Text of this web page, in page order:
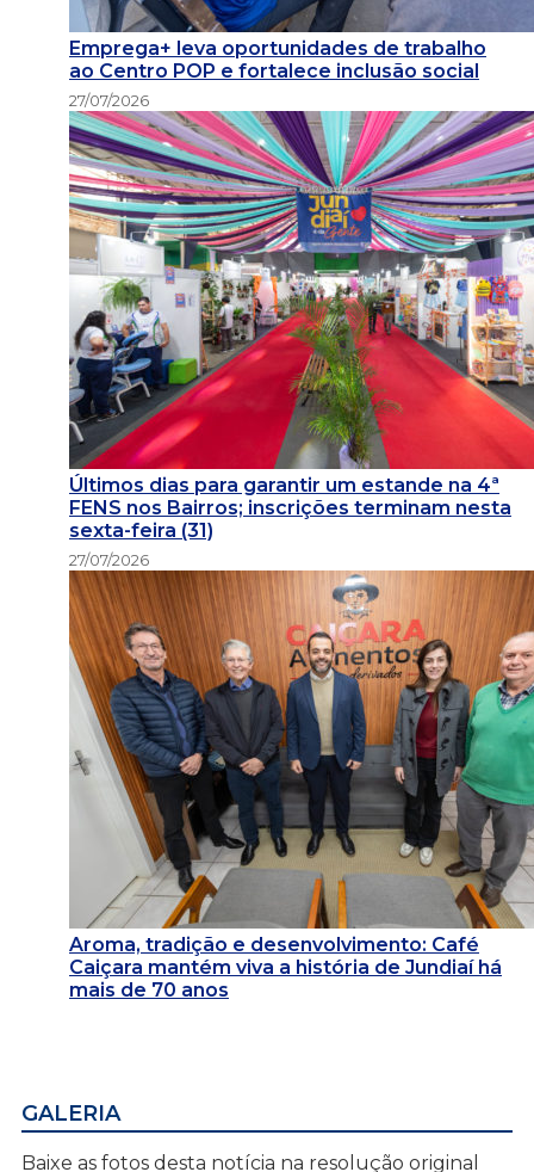
Emprega+ leva oportunidades de trabalho
ao Centro POP e fortalece inclusão social
27/07/2026
Últimos dias para garantir um estande na 4ª
FENS nos Bairros; inscrições terminam nesta
sexta-feira (31)
27/07/2026
Aroma, tradição e desenvolvimento: Café
Caiçara mantém viva a história de Jundiaí há
mais de 70 anos
GALERIA
Baixe as fotos desta notícia na resolução original